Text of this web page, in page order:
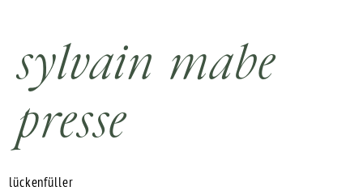
sylvain mabe
presse
lückenfüller